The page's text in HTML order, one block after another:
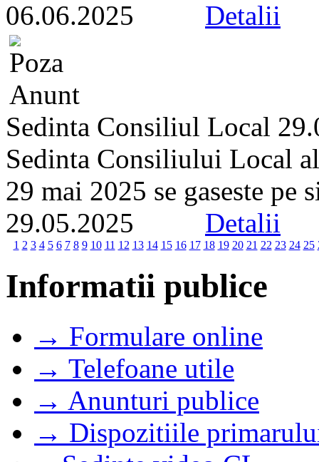
06.06.2025 Detalii
Sedinta Consiliul Local
Sedinta Consiliului Local
29 mai 2025 se gaseste
29.05.2025 Detalii
1 2 3 4 5 6 7 8 9 10 11 12 13 14 15 16 17 18 19 20 21 22 23 24 25
Informatii publice
→ Formulare online
→ Telefoane utile
→ Anunturi publice
→ Dispozitiile